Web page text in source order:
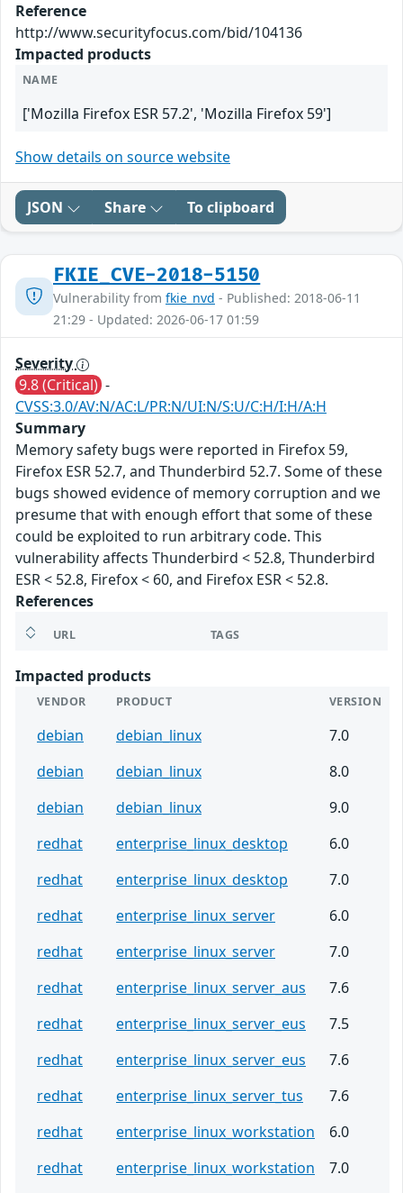
Reference
http://www.securityfocus.com/bid/104136
Impacted products
NAME
['Mozilla Firefox ESR 57.2', 'Mozilla Firefox 59']
Show details on source website
JSON Share To clipboard
FKIE_CVE-2018-5150
Vulnerability from fkie_nvd - Published: 2018-06-11
21:29 - Updated: 2026-06-17 01:59
Severity
9.8 (Critical) -
CVSS:3.0/AV:N/AC:L/PR:N/UI:N/S:U/C:H/I:H/A:H
Summary
Memory safety bugs were reported in Firefox 59,
Firefox ESR 52.7, and Thunderbird 52.7. Some of these
bugs showed evidence of memory corruption and we
presume that with enough effort that some of these
could be exploited to run arbitrary code. This
vulnerability affects Thunderbird < 52.8, Thunderbird
ESR < 52.8, Firefox < 60, and Firefox ESR < 52.8.
References
URL TAGS
Impacted products
VENDOR PRODUCT VERSION
debian debian_linux
7.0
debian
debian_linux
8.0
debian
debian_linux
9.0
redhat
enterprise_linux_desktop
6.0
redhat
enterprise_linux_desktop
7.0
redhat
enterprise_linux_server
6.0
redhat
enterprise_linux_server
7.0
redhat
enterprise_linux_server_aus
7.6
redhat
enterprise_linux_server_eus
7.5
redhat
enterprise_linux_server_eus
7.6
redhat
enterprise_linux_server_tus
7.6
redhat
enterprise_linux_workstation
6.0
redhat
enterprise_linux_workstation
7.0